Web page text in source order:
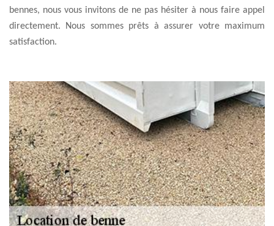
bennes, nous vous invitons de ne pas hésiter à nous faire appel
directement. Nous sommes prêts à assurer votre maximum
satisfaction.